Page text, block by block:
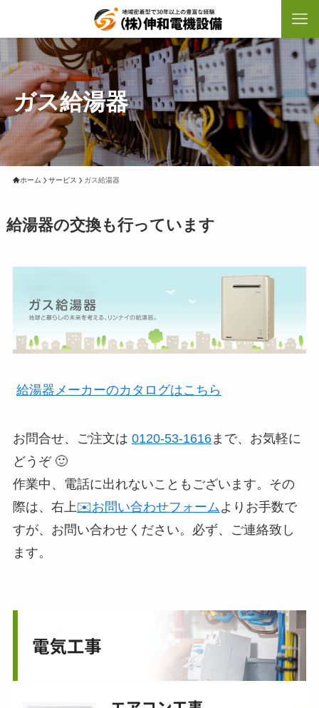
ガス給湯器
ホーム サービス ガス給湯器
給湯器の交換も行っています
給湯器メーカーのカタログはこちら
お問合せ、ご注文は 0120-53-1616まで、お気軽に
どうぞ 🙂
作業中、電話に出れないこともございます。その
際は、右上✉️お問い合わせフォームよりお手数で
すが、お問い合わせください。必ず、ご連絡致し
ます。